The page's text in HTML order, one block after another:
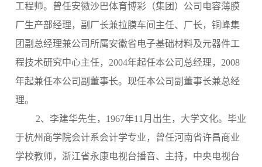
工程师。曾任安徽沙巴体育博彩（集团）公司电容薄膜
厂生产部经理，副厂长兼拉膜车间主任、厂长，铜峰集
团副总经理兼公司所属安徽省电子基础材料及元器件工
程技术研究中心主任，2004年起任本公司总经理，2008
年起兼任本公司副董事长。现任本公司副董事长兼总经
理。
2、李建华先生，1967年11月出生，大学文化。毕业
于杭州商学院会计系会计学专业，曾任河南省许昌商业
学校教师，浙江省永康电视台播音、主持，中央电视台